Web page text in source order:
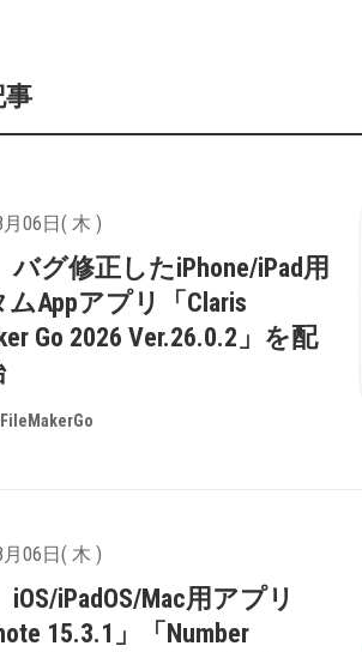
事
06日( 木 )
バグ修正したiPhone/iPad用
Appアプリ「Claris
Go 2026 Ver.26.0.2」を配
06日( 木 )
iOS/iPadOS/Mac用アプリ
15.3.1」「Number